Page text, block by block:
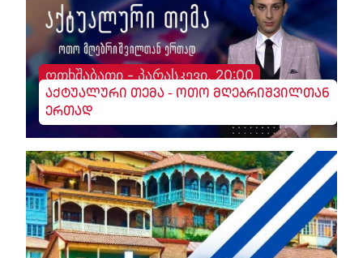
ოთხშაბათი - პარასკევი, 20:00
აქტუალური თემა - ოთო მღებრიშვილთან
ერთად